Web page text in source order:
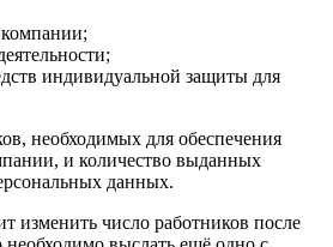
индивидуальной защиты для
необходимых для обеспечения
и количество выданных
данных.
изменить число работников после